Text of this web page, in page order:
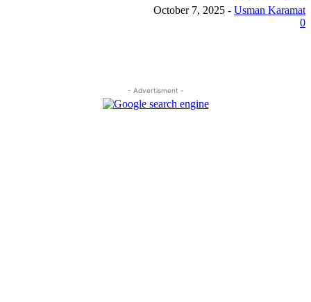
Usman Karamat
-
October 7, 2025
0
- Advertisment -